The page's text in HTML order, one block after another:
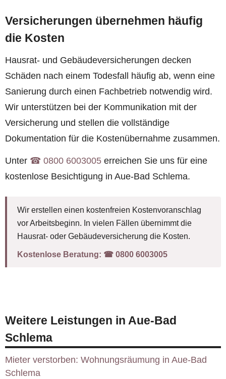
Versicherungen übernehmen häufig
die Kosten
Hausrat- und Gebäudeversicherungen decken
Schäden nach einem Todesfall häufig ab, wenn eine
Sanierung durch einen Fachbetrieb notwendig wird.
Wir unterstützen bei der Kommunikation mit der
Versicherung und stellen die vollständige
Dokumentation für die Kostenübernahme zusammen.
Unter ☎︎ 0800 6003005 erreichen Sie uns für eine
kostenlose Besichtigung in Aue-Bad Schlema.
Wir erstellen einen kostenfreien Kostenvoranschlag
vor Arbeitsbeginn. In vielen Fällen übernimmt die
Hausrat- oder Gebäudeversicherung die Kosten.
Kostenlose Beratung: ☎︎ 0800 6003005
Weitere Leistungen in Aue-Bad
Schlema
Mieter verstorben: Wohnungsräumung in Aue-Bad
Schlema